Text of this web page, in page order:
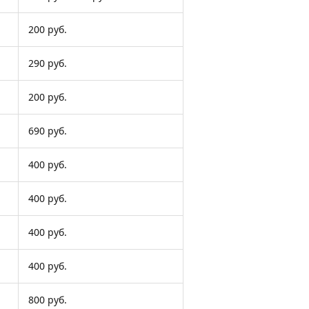
200 руб.
290 руб.
200 руб.
690 руб.
400 руб.
400 руб.
400 руб.
400 руб.
800 руб.